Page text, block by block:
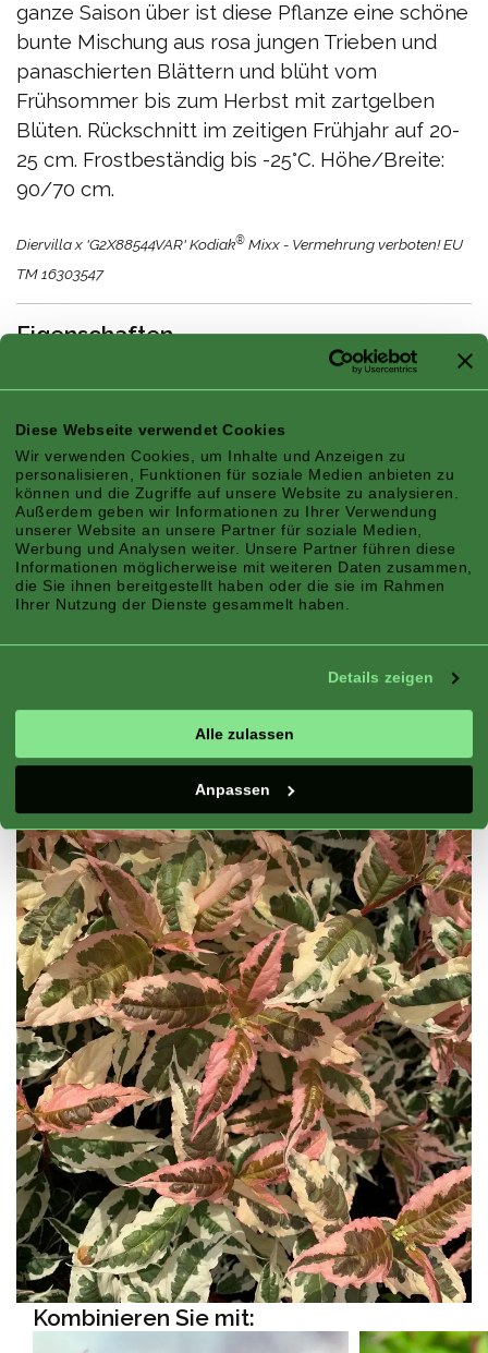
Diese Webseite verwendet Cookies
Wir verwenden Cookies, um Inhalte und Anzeigen zu
personalisieren, Funktionen für soziale Medien anbieten zu
können und die Zugriffe auf unsere Website zu analysieren.
Außerdem geben wir Informationen zu Ihrer Verwendung
unserer Website an unsere Partner für soziale Medien,
Werbung und Analysen weiter. Unsere Partner führen diese
Informationen möglicherweise mit weiteren Daten zusammen,
die Sie ihnen bereitgestellt haben oder die sie im Rahmen
Ihrer Nutzung der Dienste gesammelt haben.
Details zeigen
Alle zulassen
Anpassen
ganze Saison über ist diese Pflanze eine schöne
bunte Mischung aus rosa jungen Trieben und
panaschierten Blättern und blüht vom
Frühsommer bis zum Herbst mit zartgelben
Blüten. Rückschnitt im zeitigen Frühjahr auf 20-
25 cm. Frostbeständig bis -25°C. Höhe/Breite:
90/70 cm.
Diervilla x 'G2X88544VAR' Kodiak® Mixx - Vermehrung verboten! EU
TM 16303547
Eigenschaften
Klimazone: Kontinentale, Berg, Atlantik,
Mittelmeer
Jahreszeit:Frühling, Sommer, Herbst
Standort:Sonne, Halbschatten, Schatten
Geeignet für:Topf, Container, Rand
Merkmale: Blätter, Blühen, Widerstandsfähig
gegen Kälte
Kombinieren Sie mit: